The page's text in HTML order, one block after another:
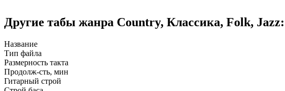
Другие табы жанра Country, Классика, Folk, Jazz:
Название
Тип файла
Размерность такта
Продолж-сть, мин
Гитарный строй